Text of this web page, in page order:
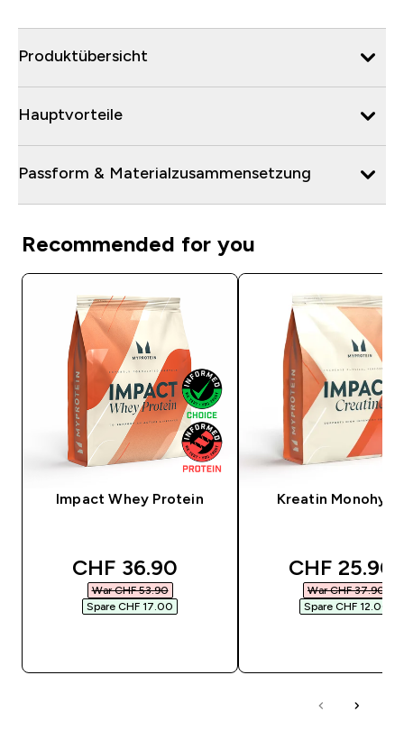
Produktübersicht
Hauptvorteile
Passform & Materialzusammensetzung
Recommended for you
Impact Whey Protein
discounted price
CHF 36.90‎
War CHF 53.90‎
Spare CHF 17.00‎
Kreatin
discounted
CHF 25.90‎
War CHF 37.90‎
Spare CHF 12.00‎